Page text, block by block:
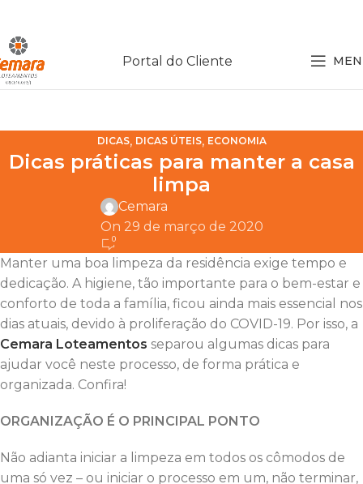
Portal do Cliente
DICAS, DICAS ÚTEIS, ECONOMIA
Dicas práticas para manter a casa
limpa
Cemara
On 29 de março de 2020
0
Manter uma boa limpeza da residência exige tempo e
dedicação. A higiene, tão importante para o bem-estar e
conforto de toda a família, ficou ainda mais essencial nos
dias atuais, devido à proliferação do COVID-19. Por isso, a
Cemara Loteamentos separou algumas dicas para
ajudar você neste processo, de forma prática e
organizada. Confira!
ORGANIZAÇÃO É O PRINCIPAL PONTO
Não adianta iniciar a limpeza em todos os cômodos de
uma só vez – ou iniciar o processo em um, não terminar,